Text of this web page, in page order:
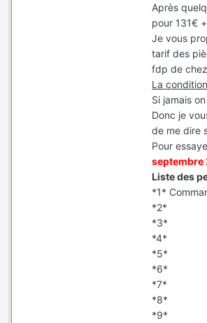
Après
pour 131€
Je vous
tarif des
fdp de
La
Si jamais
Donc je
de me dire
Pour
septembre
Liste des
*1*
*2*
*3*
*4*
*5*
*6*
*7*
*8*
*9*